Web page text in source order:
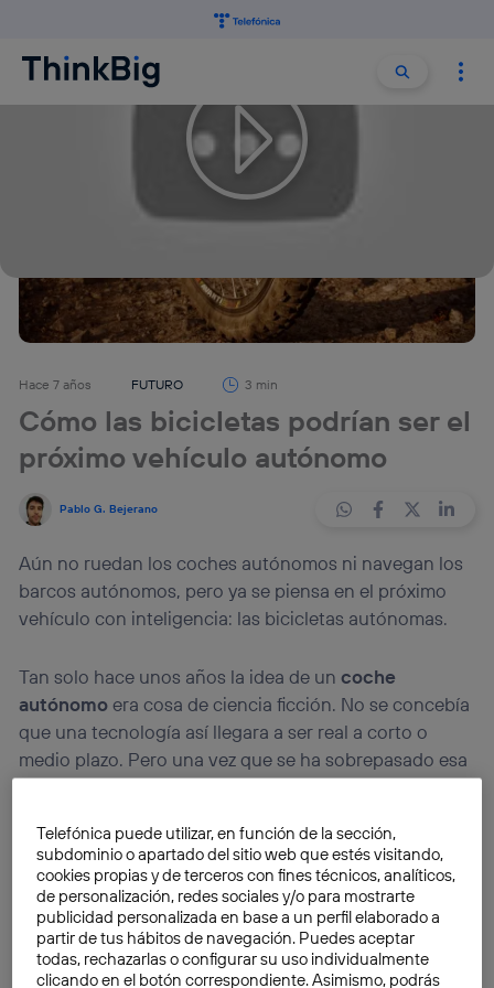
Buscar
Hace 7 años FUTURO 3 min
Cómo las bicicletas podrían ser el
próximo vehículo autónomo
Pablo G. Bejerano
Aún no ruedan los coches autónomos ni navegan los
barcos autónomos, pero ya se piensa en el próximo
vehículo con inteligencia: las bicicletas autónomas.
Tan solo hace unos años la idea de uncoche
autónomoera cosa de ciencia ficción. No se concebía
que una tecnología así llegara a ser real a corto o
medio plazo. Pero una vez que se ha sobrepasado esa
barrera cualquier vehículo podría ser autopilotado. Así
últimamente.
No resulta descabellado en absoluto hablar debarcos
autónomos . De hecho, Japón se ha puesto en marcha
para liderar este paso en la industria de los buques de
carga. En torno a 2025 las compañías niponas
Telefónica puede utilizar, en función de la sección,
subdominio o apartado del sitio web que estés visitando,
cookies propias y de terceros con fines técnicos, analíticos,
de personalización, redes sociales y/o para mostrarte
publicidad personalizada en base a un perfil elaborado a
partir de tus hábitos de navegación. Puedes aceptar
todas, rechazarlas o configurar su uso individualmente
clicando en el botón correspondiente. Asimismo, podrás